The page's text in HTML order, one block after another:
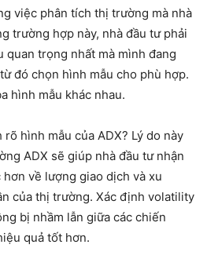
việc phân tích thị trường mà nhà
trường hợp này, nhà đầu tư phải
trọng nhất mà mình đang
đó chọn hình mẫu cho phù hợp.
hình mẫu khác nhau.
hình mẫu của ADX? Lý do này
ADX sẽ giúp nhà đầu tư nhận
về lượng giao dịch và xu
của thị trường. Xác định volatility
bị nhầm lẫn giữa các chiến
quả tốt hơn.